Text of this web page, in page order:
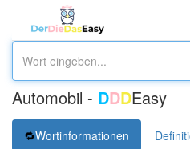
Automobil - DDDEasy
Wortinformationen